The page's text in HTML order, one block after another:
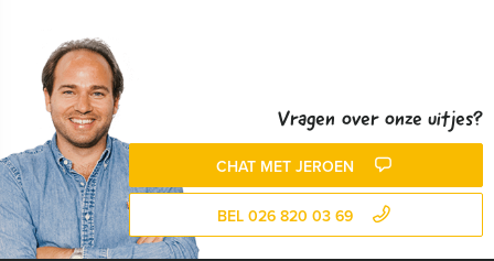
Vragen over onze uitjes?
CHAT MET JEROEN
BEL 026 820 03 69